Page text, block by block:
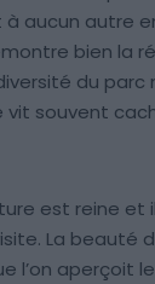
à aucun autre
bien la
du parc
vit souvent
est reine et
La beauté
l’on aperçoit